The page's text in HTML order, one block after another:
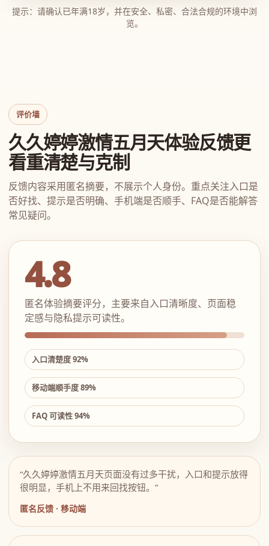
提示：请确认已年满18岁，并在安全、私密、合法合规的环境中浏
览。
评价墙
久久婷婷激情五月天体验反馈更
看重清楚与克制
反馈内容采用匿名摘要，不展示个人身份。重点关注入口是
否好找、提示是否明确、手机端是否顺手、FAQ是否能解答
常见疑问。
4.8
匿名体验摘要评分，主要来自入口清晰度、页面稳
定感与隐私提示可读性。
入口清楚度 92%
移动端顺手度 89%
FAQ 可读性 94%
“久久婷婷激情五月天页面没有过多干扰，入口和提示放得
很明显，手机上不用来回找按钮。”
匿名反馈 · 移动端